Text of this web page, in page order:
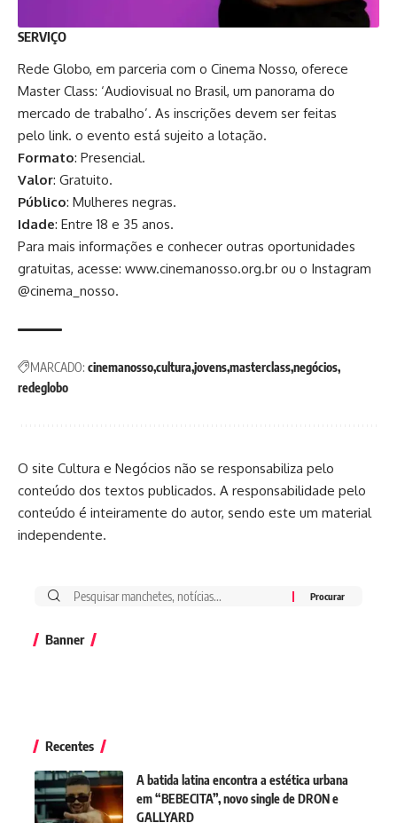
SERVIÇO
Rede Globo, em parceria com o Cinema Nosso, oferece
Master Class: ‘Audiovisual no Brasil, um panorama do
mercado de trabalho’. As inscrições devem ser feitas
pelo link. o evento está sujeito a lotação.
Formato: Presencial.
Valor: Gratuito.
Público: Mulheres negras.
Idade: Entre 18 e 35 anos.
Para mais informações e conhecer outras oportunidades
gratuitas, acesse: www.cinemanosso.org.br ou o Instagram
@cinema_nosso.
MARCADO: cinemanossocultura jovensmasterclassnegócios
redeglobo
O site Cultura e Negócios não se responsabiliza pelo
conteúdo dos textos publicados. A responsabilidade pelo
conteúdo é inteiramente do autor, sendo este um material
independente.
Banner
Recentes
A batida latina encontra a estética urbana
em “BEBECITA”, novo single de DRON e
GALLYARD